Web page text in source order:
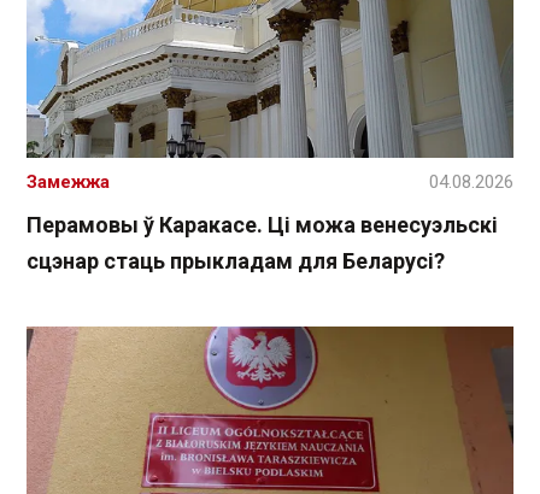
Перамовы ў Каракасе. Ці можа венесуэльскі
сцэнар стаць прыкладам для Беларусі?
Замежжа 04.08.2026